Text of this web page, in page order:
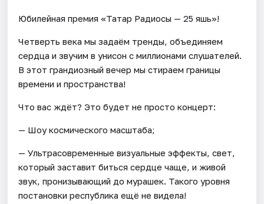
Юбилейная премия «Татар Радиосы — 25 яшь»!
Четверть века мы задаём тренды, объединяем
сердца и звучим в унисон с миллионами слушателей.
В этот грандиозный вечер мы стираем границы
времени и пространства!
Что вас ждёт? Это будет не просто концерт:
— Шоу космического масштаба;
— Ультрасовременные визуальные эффекты, свет,
который заставит биться сердце чаще, и живой
звук, пронизывающий до мурашек. Такого уровня
постановки республика ещё не видела!